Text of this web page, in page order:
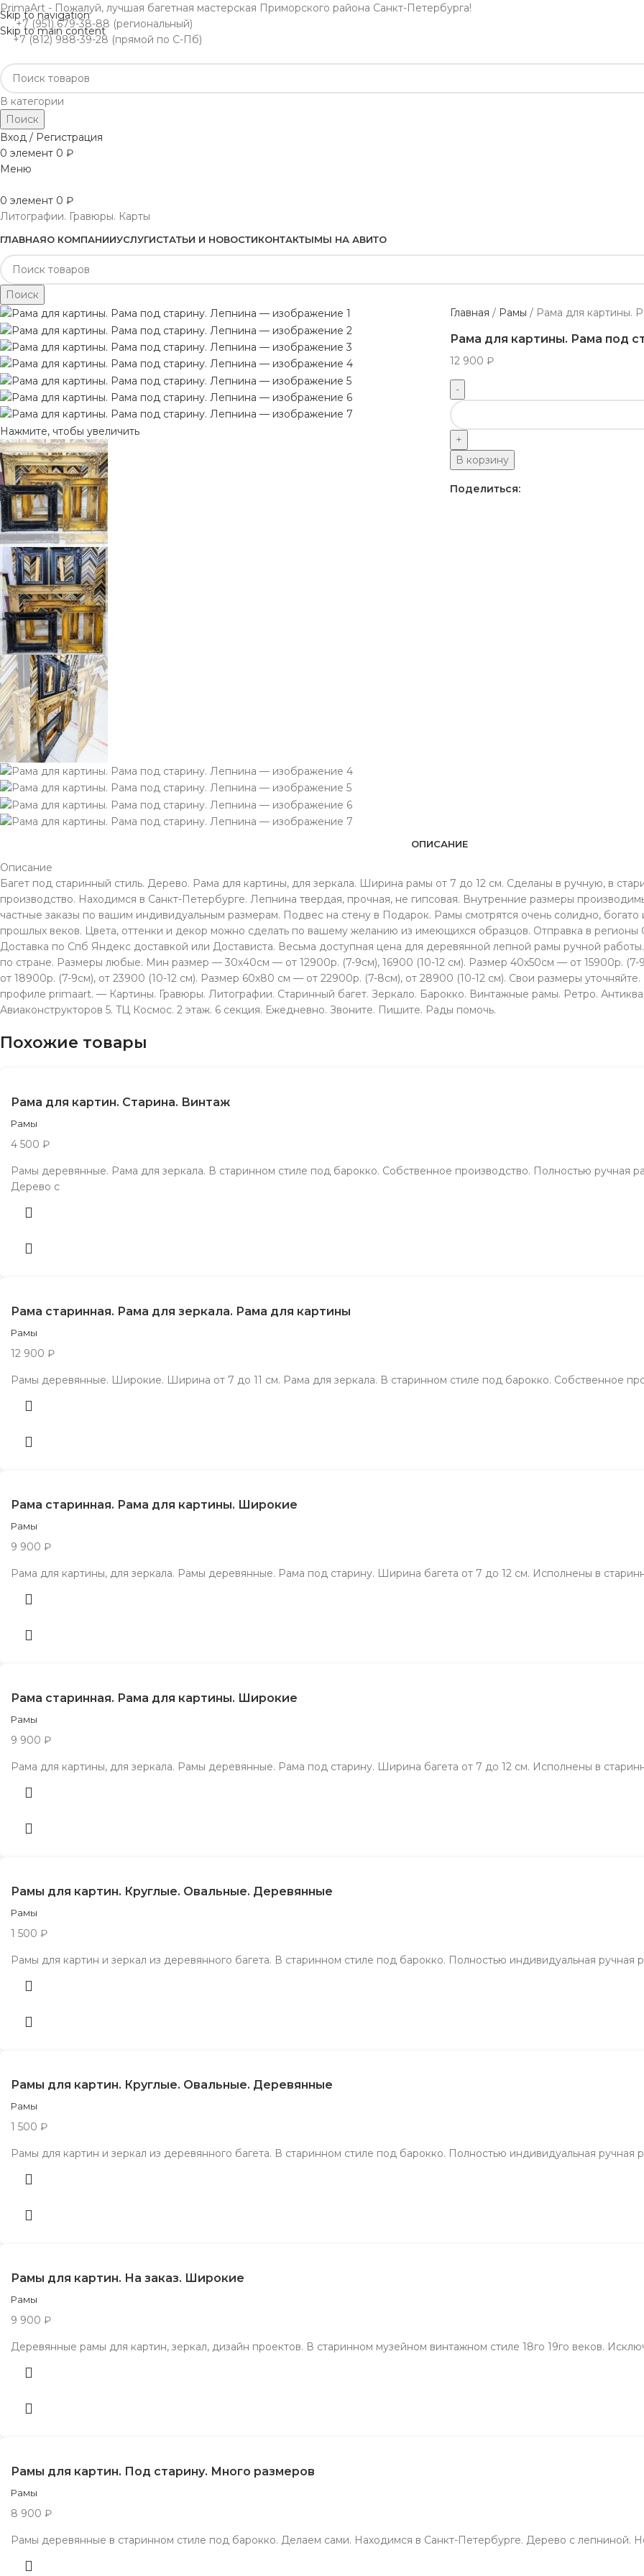
Skip to navigation
Skip to main content
PrimaArt - Пожалуй, лучшая багетная мастерская Приморского района Санкт-Петербурга!
+7 (951) 679-38-88 (региональный)
+7 (812) 988-39-28 (прямой по С-Пб)
В категории
Поиск
Вход / Регистрация
0 элемент 0 ₽
Меню
0 элемент 0 ₽
Литографии. Гравюры. Карты
ГЛАВНАЯО КОМПАНИИУСЛУГИСТАТЬИ И НОВОСТИКОНТАКТЫМЫ НА АВИТО
Поиск
Нажмите, чтобы увеличить
Главная Рамы Рама для картины.
Рама для картины. Рама под
12 900 ₽
В корзину
Поделиться:
ОПИСАНИЕ
Описание
Багет под старинный стиль. Дерево. Рама для картины, для зеркала. Ширина рамы от 7 до 12 см. Сделаны в ручную, в
производство. Находимся в Санкт-Петербурге. Лепнина твердая, прочная, не гипсовая. Внутренние размеры
частные заказы по вашим индивидуальным размерам. Подвес на стену в Подарок. Рамы смотрятся очень солидно,
прошлых веков. Цвета, оттенки и декор можно сделать по вашему желанию из имеющихся образцов. Отправка в регионы
Доставка по Спб Яндекс доставкой или Достависта. Весьма доступная цена для деревянной лепной рамы ручной
по стране. Размеры любые. Мин размер — 30х40см — от 12900р. (7-9см), 16900 (10-12 см). Размер 40х50см — от 15900р. (7-
от 18900р. (7-9см), от 23900 (10-12 см). Размер 60х80 см — от 22900р. (7-8см), от 28900 (10-12 см). Свои размеры
профиле primaart. — Картины. Гравюры. Литографии. Старинный багет. Зеркало. Барокко. Винтажные рамы. Ретро.
Aвиаконструкторов 5. TЦ Космос. 2 этаж. 6 секция. Ежeдневно. Звонитe. Пишите. Рады помочь.
Похожие товары
Рама для картин. Старина. Винтаж
Рамы
4 500 ₽
Рамы деревянные. Рама для зеркала. В старинном стиле под барокко. Собственное производство. Полностью ручная
Дерево с
Рама старинная. Рама для зеркала. Рама для картины
Рамы
12 900 ₽
Рамы деревянные. Широкие. Ширина от 7 до 11 см. Рама для зеркала. В старинном стиле под барокко. Собственное
Рама старинная. Рама для картины. Широкие
Рамы
9 900 ₽
Рама для картины, для зеркала. Рамы деревянные. Рама под старину. Ширина багета от 7 до 12 см. Исполнены в
Рама старинная. Рама для картины. Широкие
Рамы
9 900 ₽
Рама для картины, для зеркала. Рамы деревянные. Рама под старину. Ширина багета от 7 до 12 см. Исполнены в
Рамы для картин. Круглые. Овальные. Деревянные
Рамы
1 500 ₽
Рамы для картин и зеркал из деревянного багета. В старинном стиле под барокко. Полностью индивидуальная ручная
Рамы для картин. Круглые. Овальные. Деревянные
Рамы
1 500 ₽
Рамы для картин и зеркал из деревянного багета. В старинном стиле под барокко. Полностью индивидуальная ручная
Рамы для картин. На заказ. Широкие
Рамы
9 900 ₽
Деревянные рамы для картин, зеркал, дизайн проектов. В старинном музейном винтажном стиле 18го 19го веков.
Рамы для картин. Под старину. Много размеров
Рамы
8 900 ₽
Рамы деревянные в старинном стиле под барокко. Делаем сами. Находимся в Санкт-Петербурге. Дерево с лепниной.